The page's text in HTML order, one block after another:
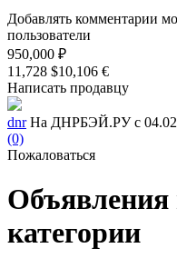
Добавлять комментарии
пользователи
950,000 ₽
11,728 $10,106 €
Написать продавцу
dnr На ДНРБЭЙ.РУ с
(0)
Пожаловаться
Объявления
категории